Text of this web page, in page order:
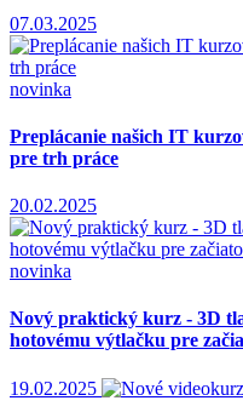
07.03.2025
novinka
Preplácanie našich IT
pre trh práce
20.02.2025
novinka
Nový praktický kurz - 3D
hotovému výtlačku pre
19.02.2025